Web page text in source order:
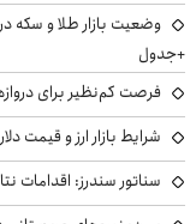
وضعیت بازار طلا و سکه
+جدول
فرصت کم‌نظیر برای
شرایط بازار ارز و قیمت دلار فردا دوشنبه
سناتور سندرز: اقدامات